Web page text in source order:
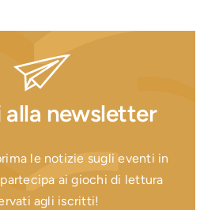
alla newsletter
le notizie sugli eventi in
ai giochi di lettura
agli iscritti!